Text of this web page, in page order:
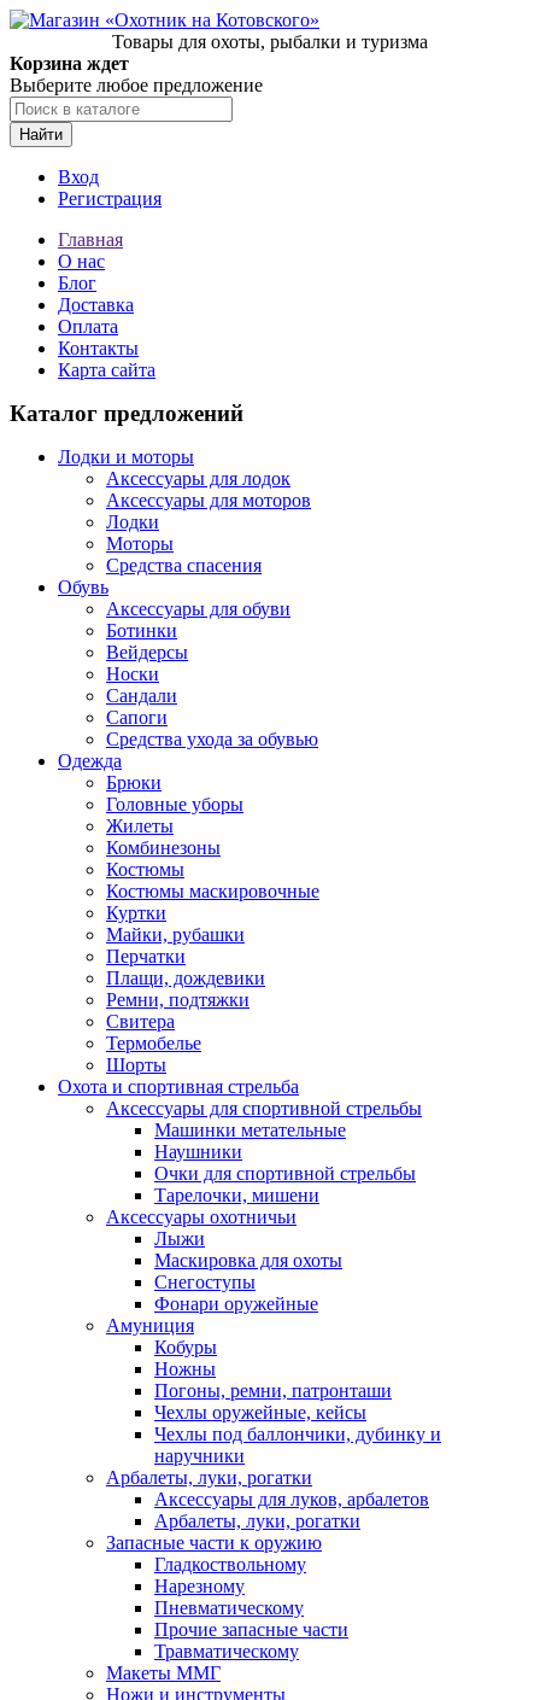
Товары для охоты, рыбалки и туризма
Корзина ждет
Выберите любое предложение
Найти
Вход
Регистрация
Главная
О нас
Блог
Доставка
Оплата
Контакты
Карта сайта
Каталог предложений
Лодки и моторы
Аксессуары для лодок
Аксессуары для моторов
Лодки
Моторы
Средства спасения
Обувь
Аксессуары для обуви
Ботинки
Вейдерсы
Носки
Сандали
Сапоги
Средства ухода за обувью
Одежда
Брюки
Головные уборы
Жилеты
Комбинезоны
Костюмы
Костюмы маскировочные
Куртки
Майки, рубашки
Перчатки
Плащи, дождевики
Ремни, подтяжки
Свитера
Термобелье
Шорты
Охота и спортивная стрельба
Аксессуары для спортивной стрельбы
Машинки метательные
Наушники
Очки для спортивной стрельбы
Тарелочки, мишени
Аксессуары охотничьи
Лыжи
Маскировка для охоты
Снегоступы
Фонари оружейные
Амуниция
Кобуры
Ножны
Погоны, ремни, патронташи
Чехлы оружейные, кейсы
Чехлы под баллончики, дубинку и
наручники
Арбалеты, луки, рогатки
Аксессуары для луков, арбалетов
Арбалеты, луки, рогатки
Запасные части к оружию
Гладкоствольному
Нарезному
Пневматическому
Прочие запасные части
Травматическому
Макеты ММГ
Ножи и инструменты